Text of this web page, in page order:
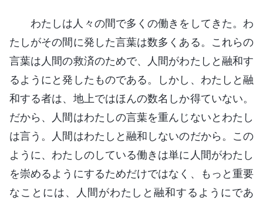
わたしは人々の間で多くの働きをしてきた。わ
たしがその間に発した言葉は数多くある。これらの
言葉は人間の救済のためで、人間がわたしと融和す
るようにと発したものである。しかし、わたしと融
和する者は、地上ではほんの数名しか得ていない。
だから、人間はわたしの言葉を重んじないとわたし
は言う。人間はわたしと融和しないのだから。この
ように、わたしのしている働きは単に人間がわたし
を崇めるようにするためだけではなく、もっと重要
なことには、人間がわたしと融和するようにであ